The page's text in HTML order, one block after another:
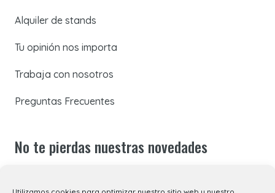
Alquiler de stands
Tu opinión nos importa
Trabaja con nosotros
Preguntas Frecuentes
No te pierdas nuestras novedades